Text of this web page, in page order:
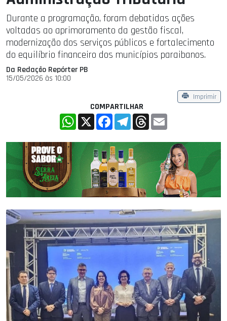
Durante a programação, foram debatidas ações
voltadas ao aprimoramento da gestão fiscal,
modernização dos serviços públicos e fortalecimento
do equilíbrio financeiro dos municípios paraibanos.
Da Redação Repórter PB
15/05/2026 às 10:00
Imprimir
COMPARTILHAR
WhatsApp
X FacebookTelegramThreads